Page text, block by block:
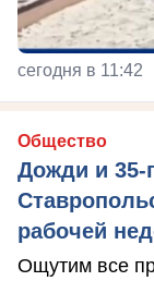
сегодня в 11:42
Общество
Дожди и 35-
рабочей
Ощутим все